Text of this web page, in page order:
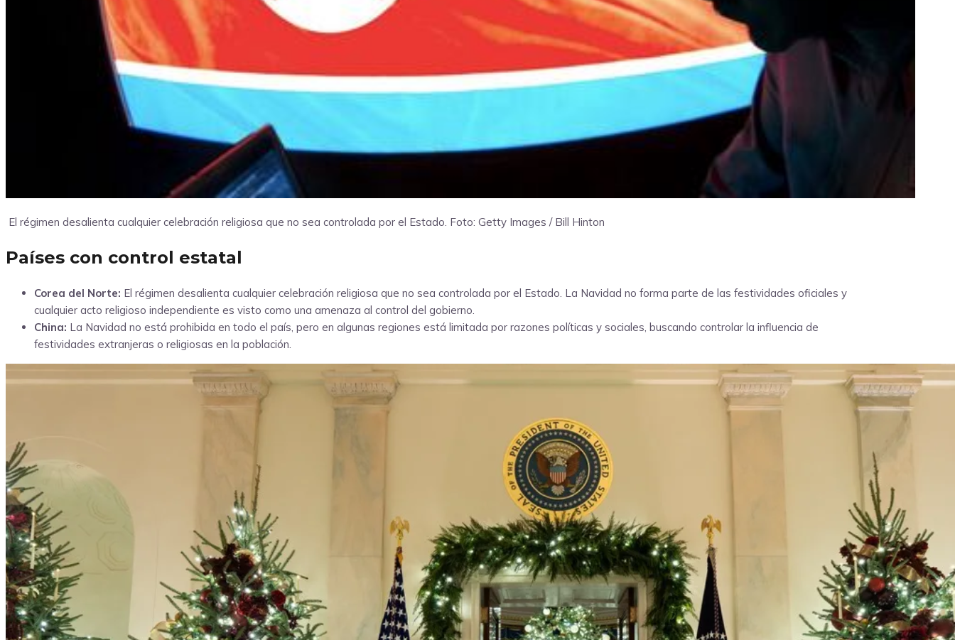
El régimen desalienta cualquier celebración religiosa que no sea controlada por el Estado. Foto: Getty Images / Bill Hinton
Países con control estatal
Corea del Norte: El régimen desalienta cualquier celebración religiosa que no sea controlada por el Estado. La Navidad no forma parte de las festividades oficiales y
cualquier acto religioso independiente es visto como una amenaza al control del gobierno.
China: La Navidad no está prohibida en todo el país, pero en algunas regiones está limitada por razones políticas y sociales, buscando controlar la influencia de
festividades extranjeras o religiosas en la población.